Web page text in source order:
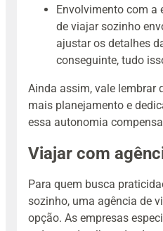
Envolvimento com a
de viajar sozinho
ajustar os detalhes
conseguinte, tudo
Ainda assim, vale lembrar
mais planejamento e
essa autonomia
Viajar com
Para quem busca
sozinho, uma agência de
opção. As empresas